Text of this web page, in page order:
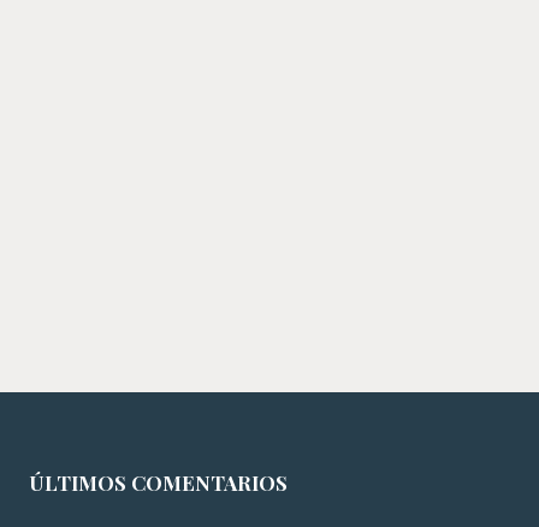
ÚLTIMOS COMENTARIOS